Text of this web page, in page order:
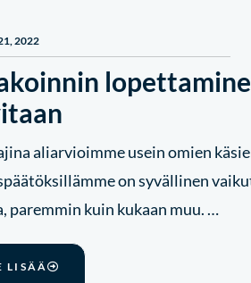
2022
aliarvioimme usein omien
on syvällinen
paremmin kuin kukaan muu. …
LISÄÄ